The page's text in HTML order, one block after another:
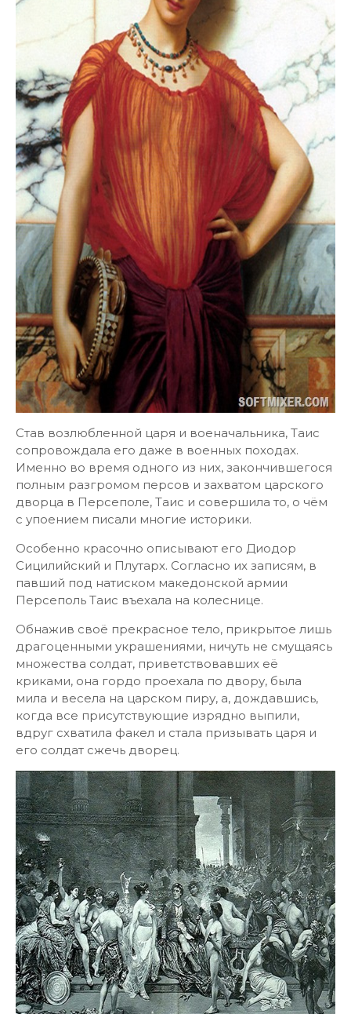
Став возлюбленной царя и военачальника, Таис
сопровождала его даже в военных походах.
Именно во время одного из них, закончившегося
полным разгромом персов и захватом царского
дворца в Персеполе, Таис и совершила то, о чём
с упоением писали многие историки.
Особенно красочно описывают его Диодор
Сицилийский и Плутарх. Согласно их записям, в
павший под натиском македонской армии
Персеполь Таис въехала на колеснице.
Обнажив своё прекрасное тело, прикрытое лишь
драгоценными украшениями, ничуть не смущаясь
множества солдат, приветствовавших её
криками, она гордо проехала по двору, была
мила и весела на царском пиру, а, дождавшись,
когда все присутствующие изрядно выпили,
вдруг схватила факел и стала призывать царя и
его солдат сжечь дворец.